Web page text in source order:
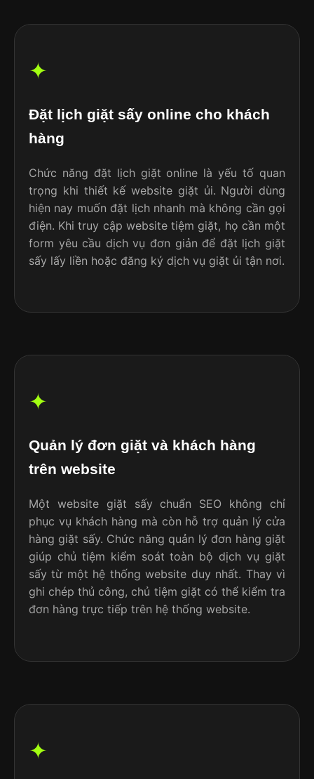
✦
Đặt lịch giặt sấy online cho khách
hàng
Chức năng đặt lịch giặt online là yếu tố quan
trọng khi thiết kế website giặt ủi. Người dùng
hiện nay muốn đặt lịch nhanh mà không cần gọi
điện. Khi truy cập website tiệm giặt, họ cần một
form yêu cầu dịch vụ đơn giản để đặt lịch giặt
sấy lấy liền hoặc đăng ký dịch vụ giặt ủi tận nơi.
✦
Quản lý đơn giặt và khách hàng
trên website
Một website giặt sấy chuẩn SEO không chỉ
phục vụ khách hàng mà còn hỗ trợ quản lý cửa
hàng giặt sấy. Chức năng quản lý đơn hàng giặt
giúp chủ tiệm kiểm soát toàn bộ dịch vụ giặt
sấy từ một hệ thống website duy nhất. Thay vì
ghi chép thủ công, chủ tiệm giặt có thể kiểm tra
đơn hàng trực tiếp trên hệ thống website.
✦